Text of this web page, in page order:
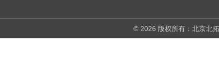
© 2026 版权所有：北京北